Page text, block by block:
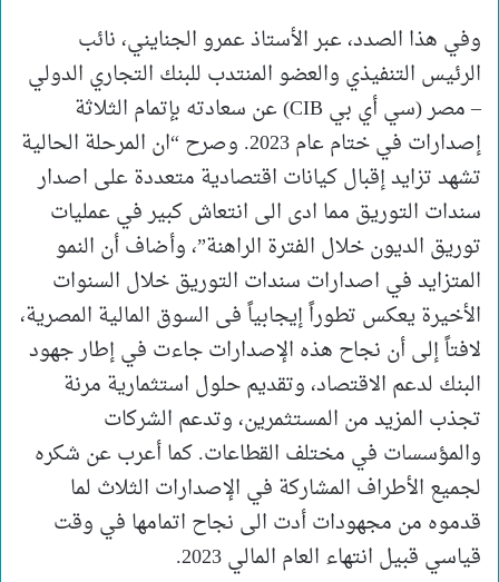
وفي هذا الصدد، عبر الأستاذ عمرو الجنايني، نائب
الرئيس التنفيذي والعضو المنتدب للبنك التجاري الدولي
– مصر (سي أي بي CIB) عن سعادته بإتمام الثلاثة
إصدارات في ختام عام 2023. وصرح “ان المرحلة الحالية
تشهد تزايد إقبال كيانات اقتصادية متعددة على اصدار
سندات التوريق مما ادى الى انتعاش كبير في عمليات
توريق الديون خلال الفترة الراهنة”، وأضاف أن النمو
المتزايد في اصدارات سندات التوريق خلال السنوات
الأخيرة يعكس تطوراً إيجابياً فى السوق المالية المصرية،
لافتاً إلى أن نجاح هذه الإصدارات جاءت في إطار جهود
البنك لدعم الاقتصاد، وتقديم حلول استثمارية مرنة
تجذب المزيد من المستثمرين، وتدعم الشركات
والمؤسسات في مختلف القطاعات. كما أعرب عن شكره
لجميع الأطراف المشاركة في الإصدارات الثلاث لما
قدموه من مجهودات أدت الى نجاح اتمامها في وقت
قياسي قبيل انتهاء العام المالي 2023.